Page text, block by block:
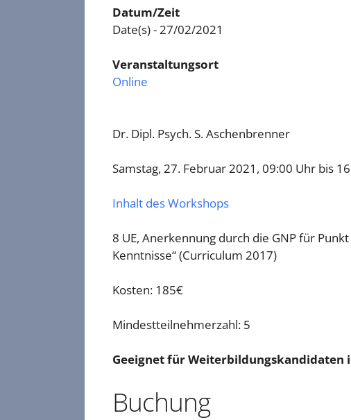
Datum/Zeit
Date(s) - 27/02/2021
Veranstaltungsort
Online
Dr. Dipl. Psych. S. Aschenbrenner
Samstag, 27. Februar 2021, 09:00 Uhr bis
Inhalt des Workshops
8 UE, Anerkennung durch die GNP für
Kenntnisse“ (Curriculum 2017)
Kosten: 185€
Mindestteilnehmerzahl: 5
Geeignet für Weiterbildungskandidaten
Buchung